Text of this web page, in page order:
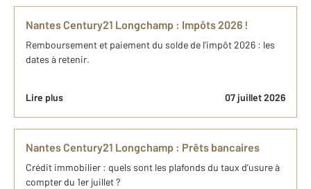
Nantes Century21 Longchamp : Impôts 2026 !
Remboursement et paiement du solde de l'impôt 2026 : les
dates à retenir.
Lire plus 07 juillet 2026
Nantes Century21 Longchamp : Prêts bancaires
Crédit immobilier : quels sont les plafonds du taux d’usure à
compter du 1er juillet ?